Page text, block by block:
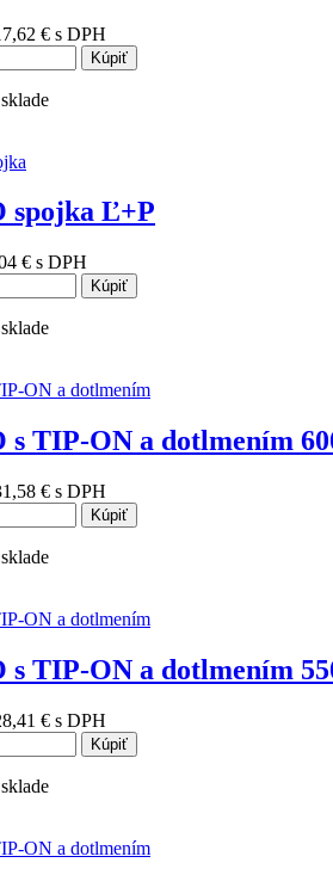
€ s DPH
Kúpiť
spojka Ľ+P
€ s DPH
Kúpiť
TIP-ON a dotlmením
€ s DPH
Kúpiť
TIP-ON a dotlmením
€ s DPH
Kúpiť